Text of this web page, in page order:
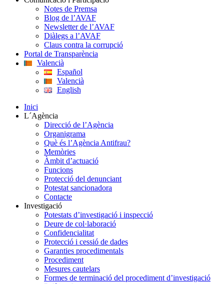
Notes de Premsa
Blog de l’AVAF
Newsletter de l’AVAF
Diàlegs a l’AVAF
Claus contra la corrupció
Portal de Transparència
Valencià
Español
Valencià
English
Inici
L´Agència
Direcció de l’Agència
Organigrama
Què és l’Agència Antifrau?
Memòries
Àmbit d’actuació
Funcions
Protecció del denunciant
Potestat sancionadora
Contacte
Investigació
Potestats d’investigació i inspecció
Deure de col·laboració
Confidencialitat
Protecció i cessió de dades
Garanties procedimentals
Procediment
Mesures cautelars
Formes de terminació del procediment d’investigació